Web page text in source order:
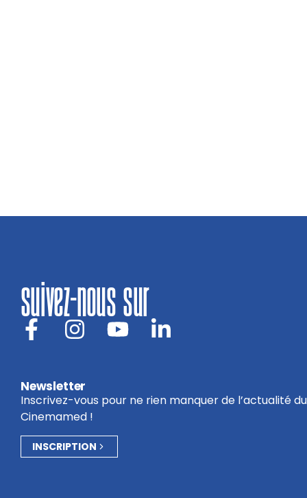
suivez-nous sur
Newsletter
Inscrivez-vous pour ne rien manquer de l’actualité du
Cinemamed !
INSCRIPTION